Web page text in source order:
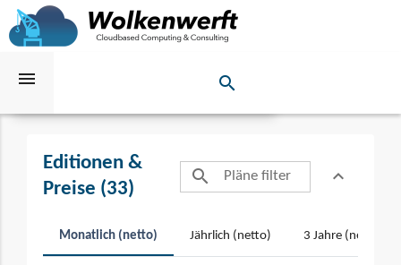
menu
Suchen
search
expand_more
Editionen &
Preise (33)
search Toggle
expand_less
Monatlich (netto) Jährlich (netto) 3 Jahre (netto)